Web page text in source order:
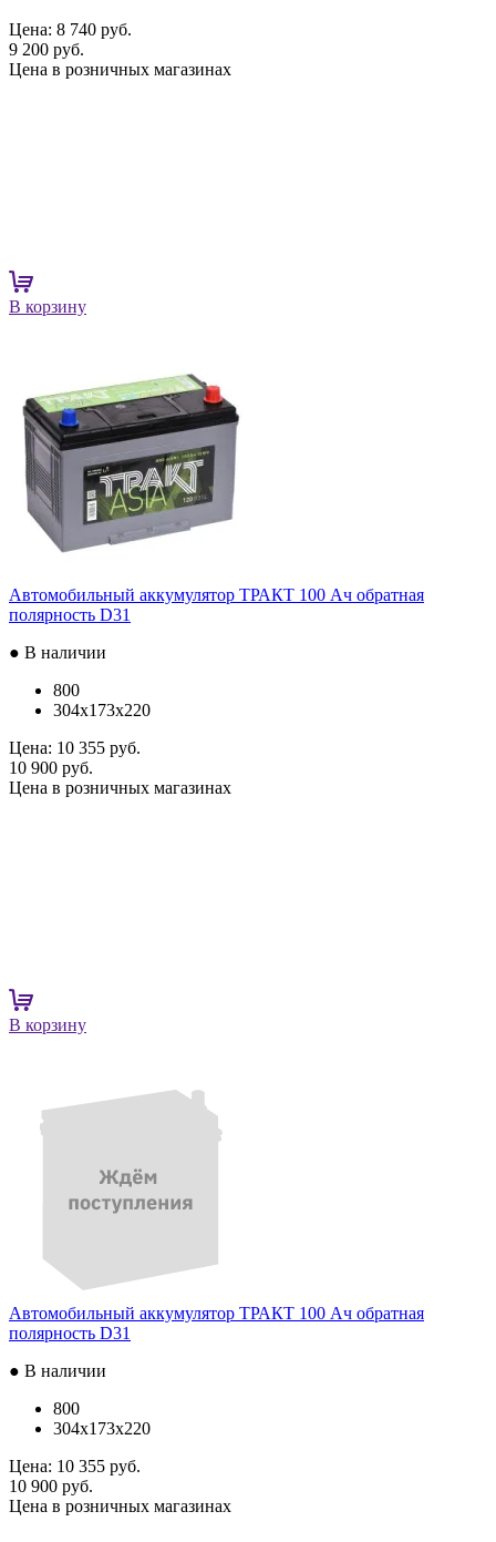
Цена: 8 740 руб.
9 200 руб.
Цена в розничных магазинах
В корзину
Автомобильный аккумулятор ТРАКТ 100 Ач обратная
полярность D31
● В наличии
800
304x173x220
Цена: 10 355 руб.
10 900 руб.
Цена в розничных магазинах
В корзину
Автомобильный аккумулятор ТРАКТ 100 Ач обратная
полярность D31
● В наличии
800
304x173x220
Цена: 10 355 руб.
10 900 руб.
Цена в розничных магазинах